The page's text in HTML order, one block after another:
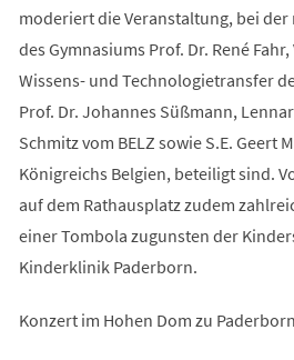
moderiert die Veranstaltung, bei
des Gymnasiums Prof. Dr. René
Wissens- und Technologietransfer
Prof. Dr. Johannes Süßmann,
Schmitz vom BELZ sowie S.E. Geert
Königreichs Belgien, beteiligt sind.
auf dem Rathausplatz zudem
einer Tombola zugunsten der
Kinderklinik Paderborn.
Konzert im Hohen Dom zu Paderborn